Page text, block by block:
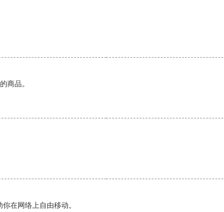
商品。
在网络上自由移动。